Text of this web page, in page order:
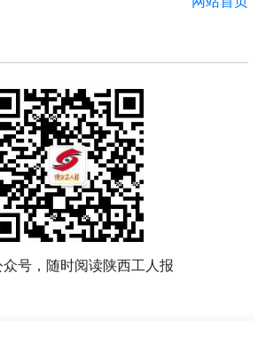
众号，随时阅读陕西工人报